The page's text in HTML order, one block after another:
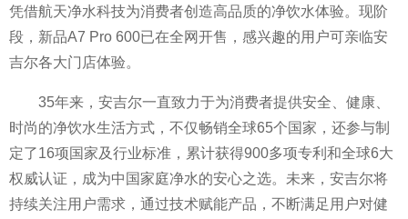
凭借航天净水科技为消费者创造高品质的净饮水体验。现阶
段，新品A7 Pro 600已在全网开售，感兴趣的用户可亲临安
吉尔各大门店体验。
35年来，安吉尔一直致力于为消费者提供安全、健康、
时尚的净饮水生活方式，不仅畅销全球65个国家，还参与制
定了16项国家及行业标准，累计获得900多项专利和全球6大
权威认证，成为中国家庭净水的安心之选。未来，安吉尔将
持续关注用户需求，通过技术赋能产品，不断满足用户对健